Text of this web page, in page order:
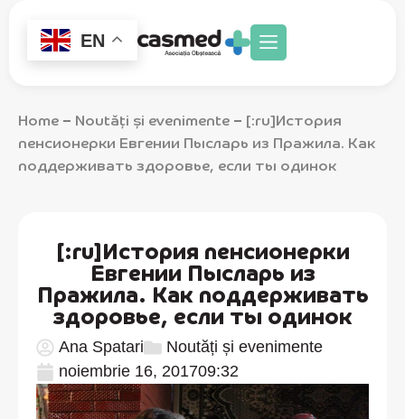
EN
Home – Noutăți și evenimente – [:ru]История
пенсионерки Евгении Пысларь из Пражила. Как
поддерживать здоровье, если ты одинок
[:ru]История пенсионерки
Евгении Пысларь из
Пражила. Как поддерживать
здоровье, если ты одинок
Ana Spatari
Noutăți și evenimente
noiembrie 16, 201709:32